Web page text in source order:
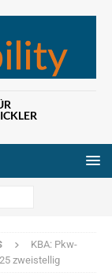
KBA: Pkw-
zweistellig